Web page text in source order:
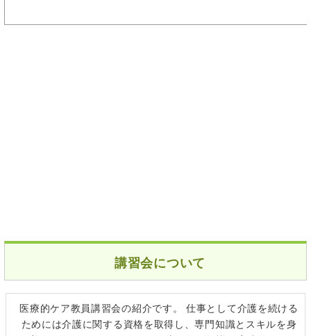
講習会について
医療的ケア教員講習会の紹介です。 仕事として介護を続ける
ためには介護に関する資格を取得し、専門知識とスキルを身